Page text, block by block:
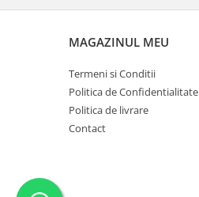
MAGAZINUL MEU
Termeni si Conditii
Politica de Confidentialitate
Politica de livrare
Contact